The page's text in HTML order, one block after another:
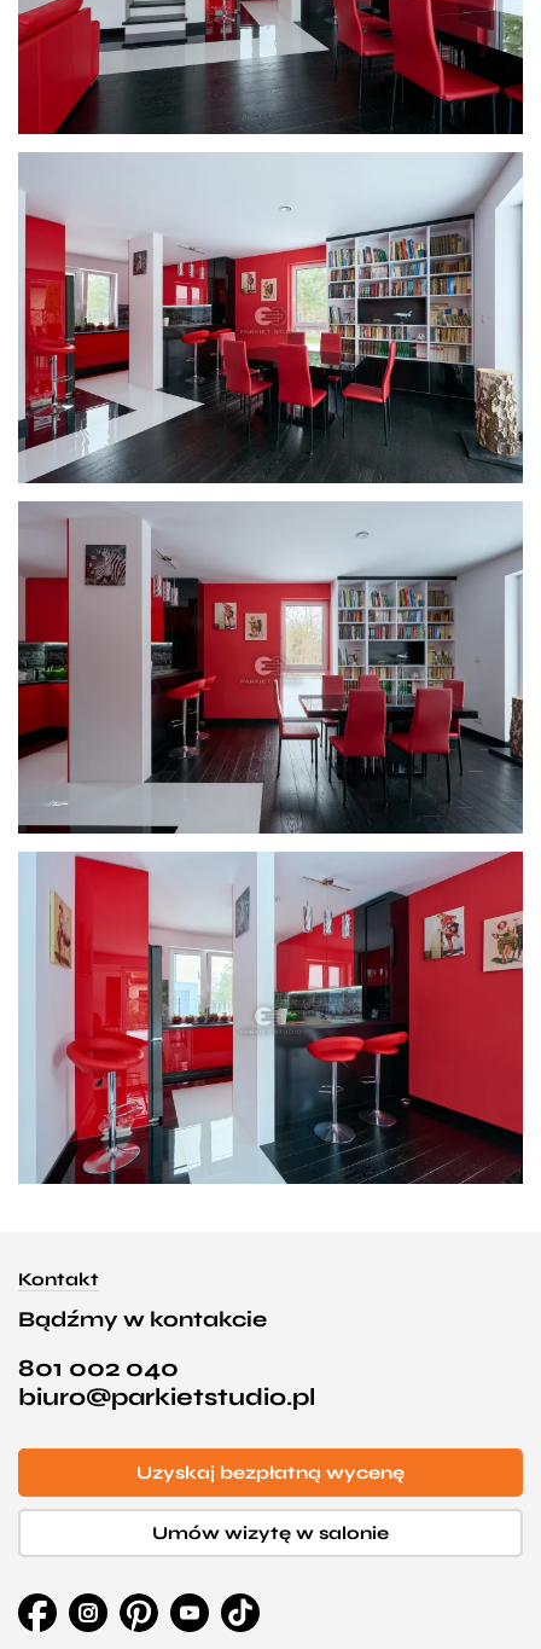
Kontakt
Bądźmy w kontakcie
801 002 040
biuro@parkietstudio.pl
Uzyskaj bezpłatną wycenę
Umów wizytę w salonie